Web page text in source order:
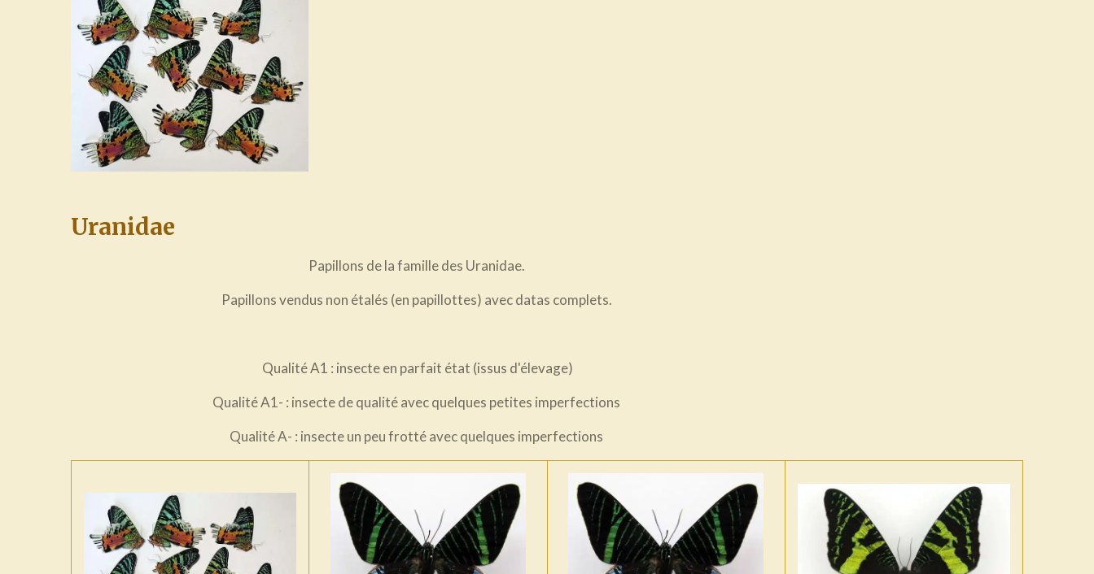
Uranidae
Papillons de la famille des Uranidae.
Papillons vendus non étalés (en papillottes) avec datas complets.
Qualité A1 : insecte en parfait état (issus d'élevage)
Qualité A1- : insecte de qualité avec quelques petites imperfections
Qualité A- : insecte un peu frotté avec quelques imperfections